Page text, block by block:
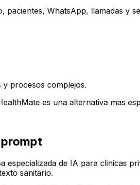
pacientes, WhatsApp, llamadas y
y procesos complejos.
es una alternativa mas
de IA para clinicas
sanitario.